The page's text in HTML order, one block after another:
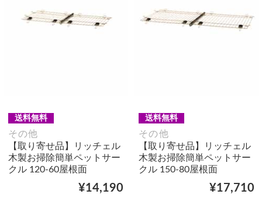
送料無料
その他
【取り寄せ品】リッチェル
木製お掃除簡単ペットサー
クル 120-60屋根面
¥14,190
送料無料
その他
【取り寄せ品】リッチェル
木製お掃除簡単ペットサー
クル 150-80屋根面
¥17,710